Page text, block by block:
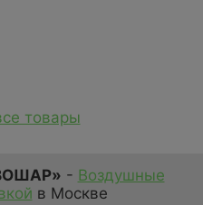
товары
- Воздушные
в Москве